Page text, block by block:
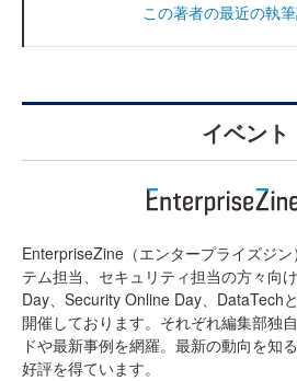
この著者の最近の執
イベント
EnterpriseZine（エンタープライズジ
テム担当、セキュリティ担当の方々向
Day、Security Online Day、DataTech
開催しております。それぞれ編集部独
ドや最新事例を網羅。最新の動向を知
好評を得ています。